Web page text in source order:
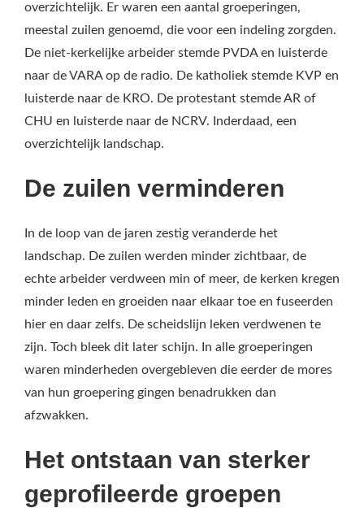
overzichtelijk. Er waren een aantal groeperingen,
meestal zuilen genoemd, die voor een indeling zorgden.
De niet-kerkelijke arbeider stemde PVDA en luisterde
naar de VARA op de radio. De katholiek stemde KVP en
luisterde naar de KRO. De protestant stemde AR of
CHU en luisterde naar de NCRV. Inderdaad, een
overzichtelijk landschap.
De zuilen verminderen
In de loop van de jaren zestig veranderde het
landschap. De zuilen werden minder zichtbaar, de
echte arbeider verdween min of meer, de kerken kregen
minder leden en groeiden naar elkaar toe en fuseerden
hier en daar zelfs. De scheidslijn leken verdwenen te
zijn. Toch bleek dit later schijn. In alle groeperingen
waren minderheden overgebleven die eerder de mores
van hun groepering gingen benadrukken dan
afzwakken.
Het ontstaan van sterker
geprofileerde groepen